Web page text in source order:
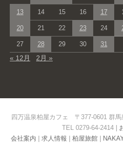
13 14 15 16 17
20 21 22 23 24
27 28 29 30 31
« 12月 2月 »
四万温泉柏屋カフェ 〒377-0601 群馬
TEL 0279-64-2414 |
会社案内
求人情報 柏屋旅館|